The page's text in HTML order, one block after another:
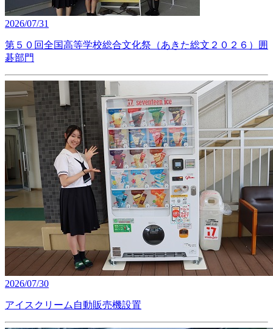
2026/07/31
第５０回全国高等学校総合文化祭（あきた総文２０２６）囲
碁部門
2026/07/30
アイスクリーム自動販売機設置